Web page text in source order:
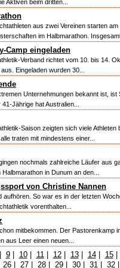
Aktiven beim dritten...
aus zwei Vereinen starten am
im Halbmarathon.
Camp eingeladen
Verband richtet vom 10. bis 14.
Eingeladen wurden 30...
Unternehmungen bekannt ist, ist
Jährige hat Australien...
Saison zeigten sich viele Athleten
traten mit mindestens einer...
nochmals zahlreiche Läufer aus
in Dunum an den...
von Christine Nannen
aufhören. So war es in der letzten
vorenthalten...
mitbekommen. Der Pastorenkamp
aus Leer einen neuen...
9| 10| 11| 12| 13| 14| 15|
26| 27| 28| 29| 30| 31| 32|